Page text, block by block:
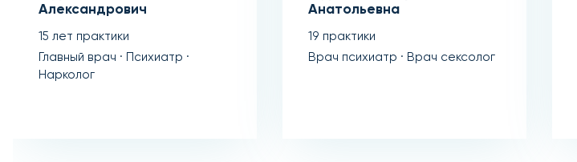
Александрович
15 лет практики
Главный врач · Психиатр ·
Нарколог
Анатольевна
19 практики
Врач психиатр · Врач сексолог